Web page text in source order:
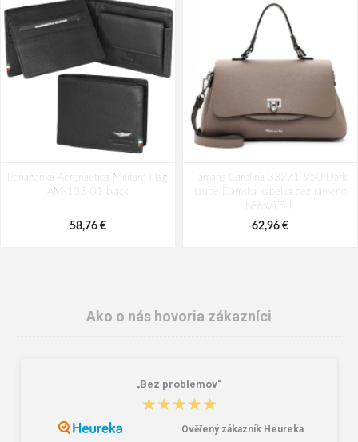
Peňaženka Aeronautica Militare Flag
AM-103-01 black
58,76 €
Tamaris Carolina 33271-950 Dark
taupe Dámska kabelka cez rameno
béžová 5 L
62,96 €
Ako o nás hovoria zákazníci
„Bez problemov“
★★★★★
★★★★★
Ověřený zákazník Heureka